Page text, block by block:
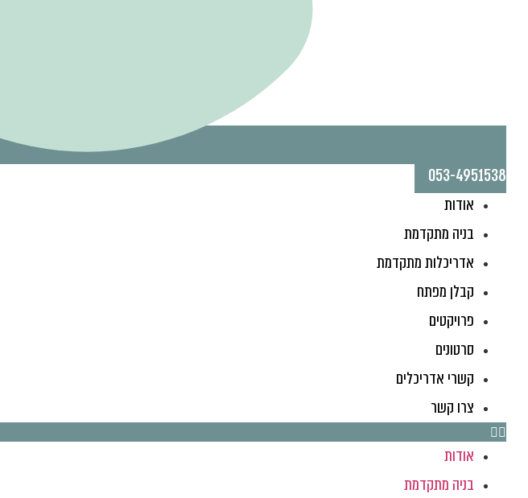
053-4951538
אודות
בניה מתקדמת
אדריכלות מתקדמת
קבלן מפתח
פרויקטים
סרטונים
קשרי אדריכלים
צרו קשר
אודות
בניה מתקדמת